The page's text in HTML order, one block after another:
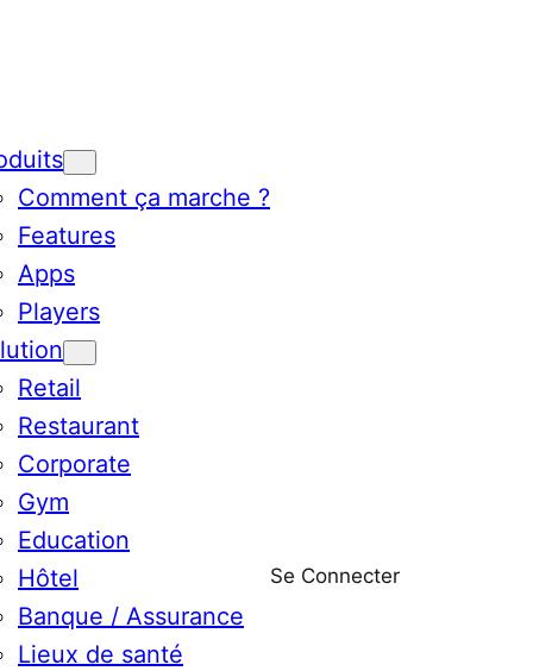
Comment ça marche ?
Features
Apps
Players
Retail
Restaurant
Corporate
Gym
Education
Hôtel
Banque / Assurance
Lieux de santé
Se Connecter